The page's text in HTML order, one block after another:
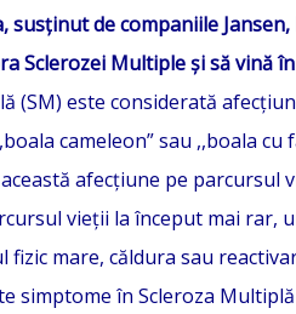
susținut de companiile
Sclerozei Multiple și să vină
(SM) este considerată
cameleon” sau ,,boala
afecțiune pe
vieții la început mai rar,
fizic mare, căldura sau
simptome în Scleroza